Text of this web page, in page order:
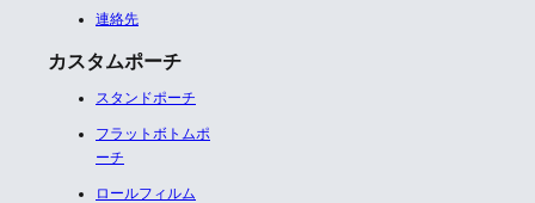
連絡先
カスタムポーチ
スタンドポーチ
フラットボトムポ
ーチ
ロールフィルム